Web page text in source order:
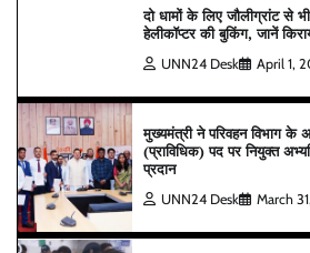
दो धामों के लिए जौलीग्रांट से
हेलीकॉप्टर की बुकिंग, जानें
UNN24 Desk April 1,
मुख्यमंत्री ने परिवहन विभाग के
(प्राविधिक) पद पर नियुक्त
प्रदान
UNN24 Desk March